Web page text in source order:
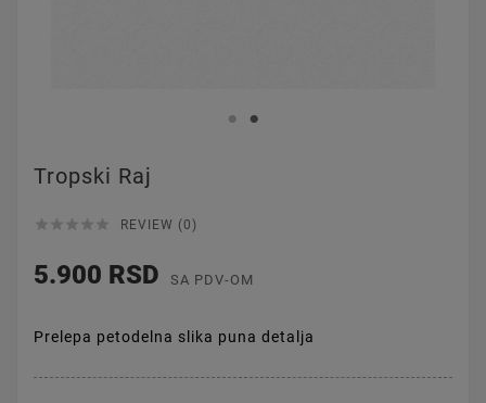
Tropski Raj
     REVIEW (0)
5.900 RSD SA PDV-OM
Prelepa petodelna slika puna detalja